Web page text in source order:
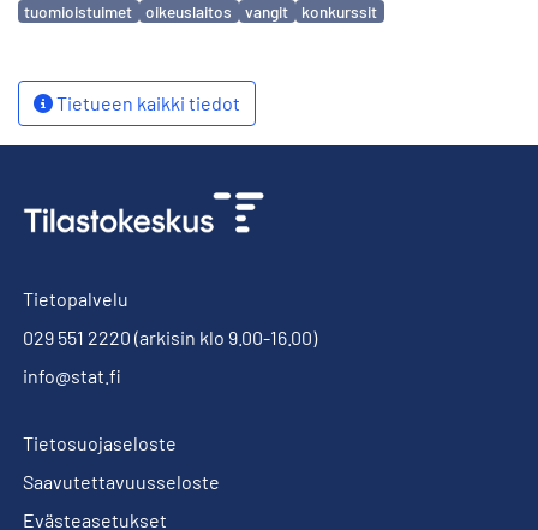
tuomioistuimet
oikeuslaitos vangit konkurssit
Tietueen kaikki tiedot
Tietopalvelu
029 551 2220 (arkisin klo 9.00-16.00)
info@stat.fi
Tietosuojaseloste
Saavutettavuusseloste
Evästeasetukset